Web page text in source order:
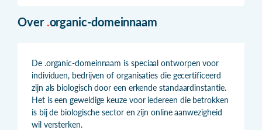
Over .organic-domeinnaam
De .organic-domeinnaam is speciaal ontworpen voor
individuen, bedrijven of organisaties die gecertificeerd
zijn als biologisch door een erkende standaardinstantie.
Het is een geweldige keuze voor iedereen die betrokken
is bij de biologische sector en zijn online aanwezigheid
wil versterken.